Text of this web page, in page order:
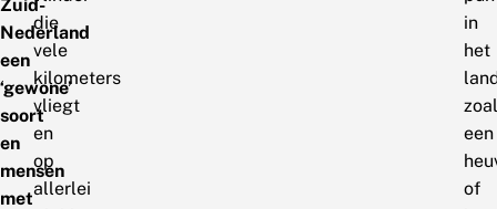
Zuid-
Nederland
een
‘gewone’
soort
en
mensen
met
die
vele
kilometers
vliegt
en
op
allerlei
in
het
een
of